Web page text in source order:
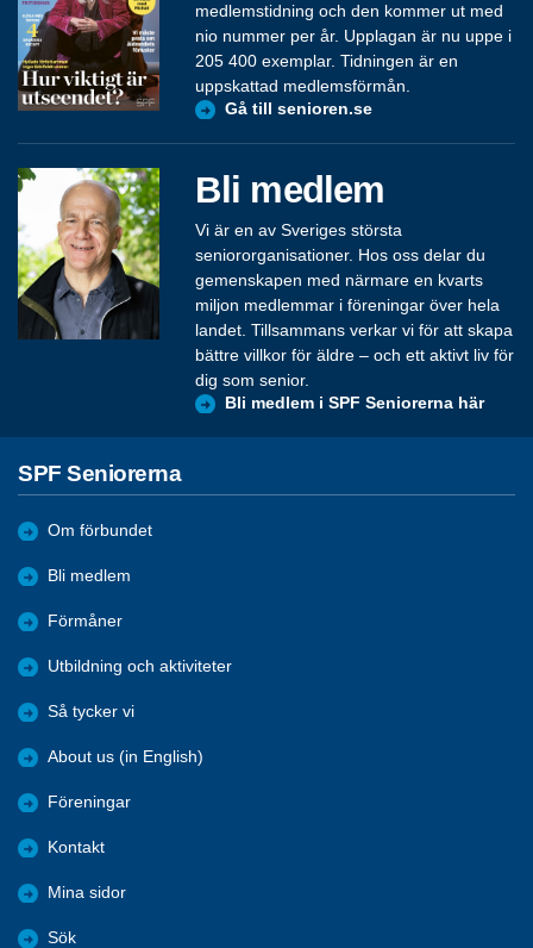
medlemstidning och den kommer ut med
nio nummer per år. Upplagan är nu uppe i
205 400 exemplar. Tidningen är en
uppskattad medlemsförmån.
Gå till senioren.se
Bli medlem
Vi är en av Sveriges största
seniororganisationer. Hos oss delar du
gemenskapen med närmare en kvarts
miljon medlemmar i föreningar över hela
landet. Tillsammans verkar vi för att skapa
bättre villkor för äldre – och ett aktivt liv för
dig som senior.
Bli medlem i SPF Seniorerna här
SPF Seniorerna
Om förbundet
Bli medlem
Förmåner
Utbildning och aktiviteter
Så tycker vi
About us (in English)
Föreningar
Kontakt
Mina sidor
Sök